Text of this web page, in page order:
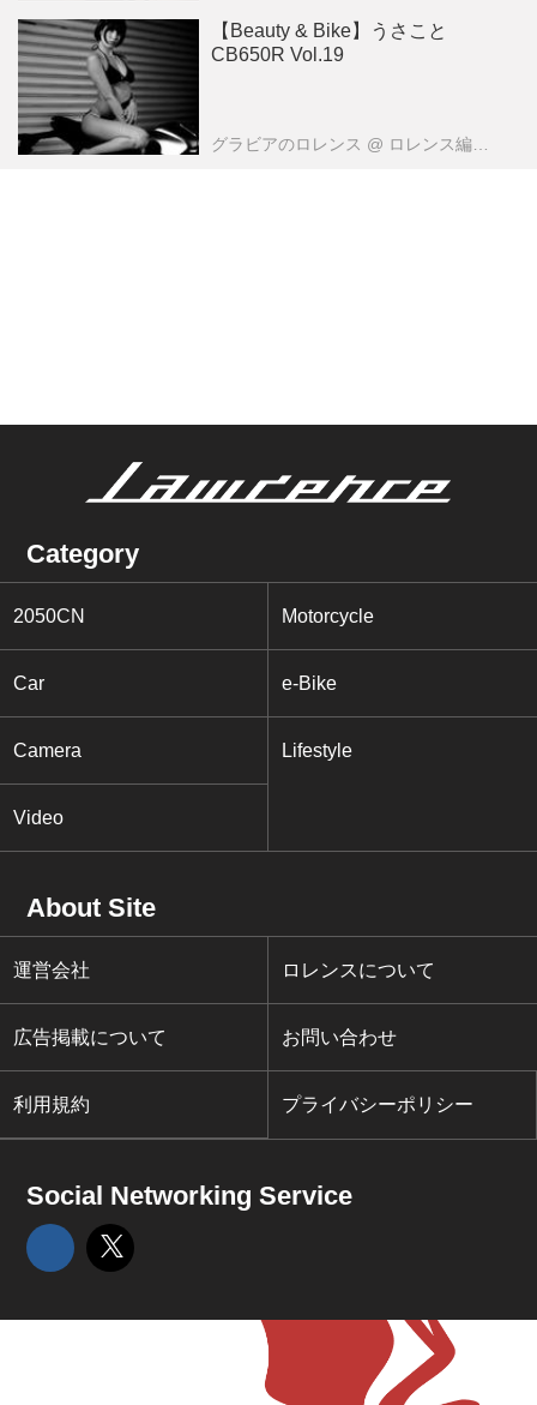
【Beauty & Bike】うさこと
CB650R Vol.19
グラビアのロレンス @ ロレンス編集部
Category
2050CN Motorcycle
Car e-Bike
Camera Lifestyle
Video
About Site
運営会社 ロレンスについて
広告掲載について お問い合わせ
利用規約 プライバシーポリシー
Social Networking Service